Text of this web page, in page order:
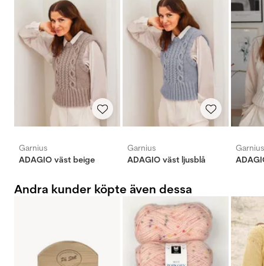
Garnius
ADAGIO väst beige
Garnius
ADAGIO väst ljusblå
Garnius
Andra kunder köpte även dessa